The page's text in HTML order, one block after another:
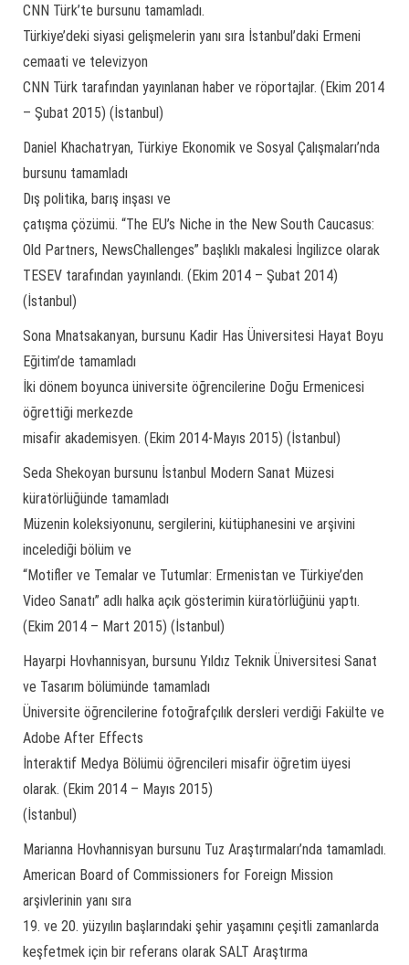
CNN Türk’te bursunu tamamladı.
Türkiye’deki siyasi gelişmelerin yanı sıra İstanbul’daki Ermeni
cemaati ve televizyon
CNN Türk tarafından yayınlanan haber ve röportajlar. (Ekim 2014
– Şubat 2015) (İstanbul)
Daniel Khachatryan, Türkiye Ekonomik ve Sosyal Çalışmaları’nda
bursunu tamamladı
Dış politika, barış inşası ve
çatışma çözümü. “The EU’s Niche in the New South Caucasus:
Old Partners, NewsChallenges” başlıklı makalesi İngilizce olarak
TESEV tarafından yayınlandı. (Ekim 2014 – Şubat 2014)
(İstanbul)
Sona Mnatsakanyan, bursunu Kadir Has Üniversitesi Hayat Boyu
Eğitim’de tamamladı
İki dönem boyunca üniversite öğrencilerine Doğu Ermenicesi
öğrettiği merkezde
misafir akademisyen. (Ekim 2014-Mayıs 2015) (İstanbul)
Seda Shekoyan bursunu İstanbul Modern Sanat Müzesi
küratörlüğünde tamamladı
Müzenin koleksiyonunu, sergilerini, kütüphanesini ve arşivini
incelediği bölüm ve
“Motifler ve Temalar ve Tutumlar: Ermenistan ve Türkiye’den
Video Sanatı” adlı halka açık gösterimin küratörlüğünü yaptı.
(Ekim 2014 – Mart 2015) (İstanbul)
Hayarpi Hovhannisyan, bursunu Yıldız Teknik Üniversitesi Sanat
ve Tasarım bölümünde tamamladı
Üniversite öğrencilerine fotoğrafçılık dersleri verdiği Fakülte ve
Adobe After Effects
İnteraktif Medya Bölümü öğrencileri misafir öğretim üyesi
olarak. (Ekim 2014 – Mayıs 2015)
(İstanbul)
Marianna Hovhannisyan bursunu Tuz Araştırmaları’nda tamamladı.
American Board of Commissioners for Foreign Mission
arşivlerinin yanı sıra
19. ve 20. yüzyılın başlarındaki şehir yaşamını çeşitli zamanlarda
keşfetmek için bir referans olarak SALT Araştırma